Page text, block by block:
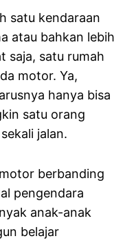
satu kendaraan
atau bahkan lebih
saja, satu rumah
motor. Ya,
hanya bisa
satu orang
jalan.
berbanding
pengendara
anak-anak
belajar